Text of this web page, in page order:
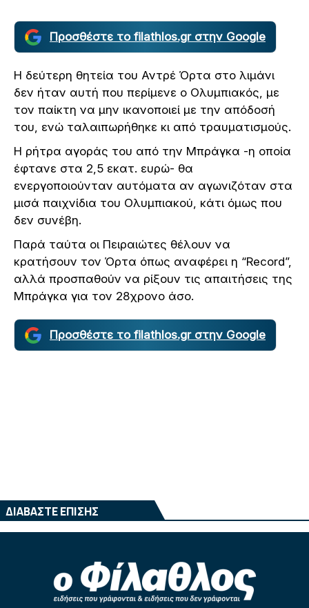
Προσθέστε το filathlos.gr στην Google
Η δεύτερη θητεία του Αντρέ Όρτα στο λιμάνι
δεν ήταν αυτή που περίμενε ο Ολυμπιακός, με
τον παίκτη να μην ικανοποιεί με την απόδοσή
του, ενώ ταλαιπωρήθηκε κι από τραυματισμούς.
Η ρήτρα αγοράς του από την Μπράγκα -η οποία
έφτανε στα 2,5 εκατ. ευρώ- θα
ενεργοποιούνταν αυτόματα αν αγωνιζόταν στα
μισά παιχνίδια του Ολυμπιακού, κάτι όμως που
δεν συνέβη.
Παρά ταύτα οι Πειραιώτες θέλουν να
κρατήσουν τον Όρτα όπως αναφέρει η “Record”,
αλλά προσπαθούν να ρίξουν τις απαιτήσεις της
Μπράγκα για τον 28χρονο άσο.
Προσθέστε το filathlos.gr στην Google
ΔΙΑΒΑΣΤΕ ΕΠΙΣΗΣ